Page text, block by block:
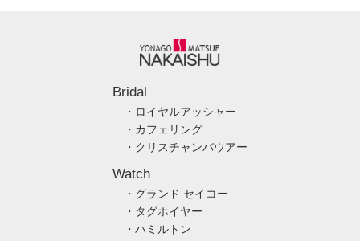
Bridal
・ロイヤルアッシャー
・カフェリング
・クリスチャンバウアー
Watch
・グランド セイコー
・タグホイヤー
・ハミルトン